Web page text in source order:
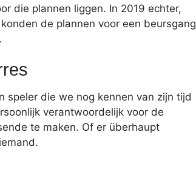
die plannen liggen. In 2019 echter,
de plannen voor een beursgang
speler die we nog kennen van zijn tijd
verantwoordelijk voor de
te maken. Of er überhaupt